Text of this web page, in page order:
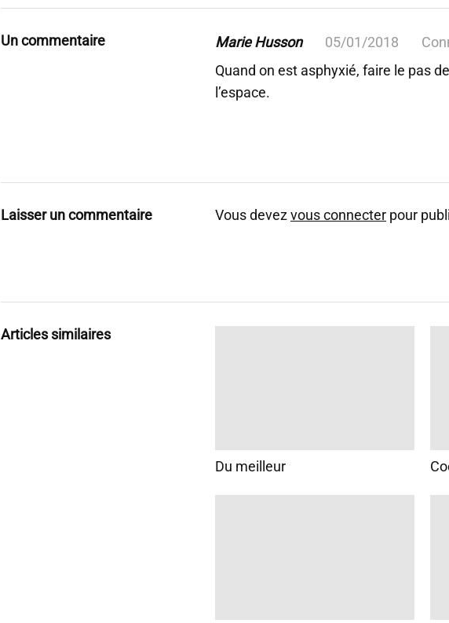
Un commentaire Marie Husson 05/01/2018
Quand on est asphyxié, faire le pas
l’espace.
Laisser un commentaire Vous devezvous connecter pour
Articles similaires
Du meilleur